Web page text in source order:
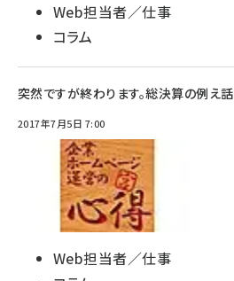
Web担当者／仕事
コラム
突然ですが終わります。総決算の例え話
2017年7月5日 7:00
Web担当者／仕事